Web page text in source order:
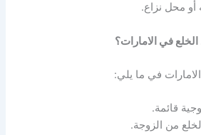
أو محل نزاع.
في الامارات؟
في ما يلي:
قائمة.
من الزوجة.